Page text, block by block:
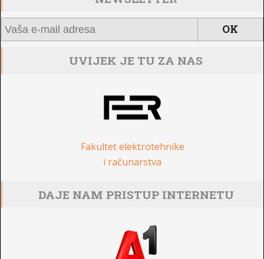
UVIJEK JE TU ZA NAS
Fakultet elektrotehnike
i računarstva
DAJE NAM PRISTUP INTERNETU